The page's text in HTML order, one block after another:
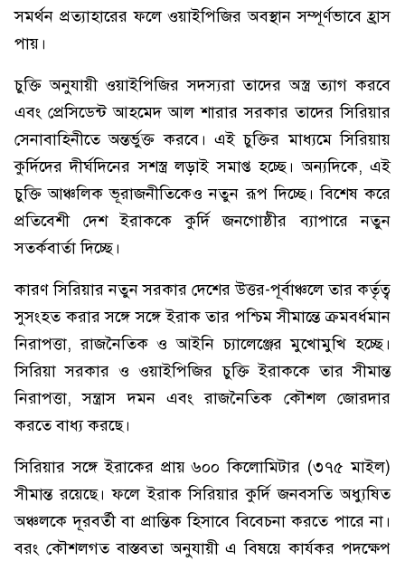
সমর্থন প্রত্যাহারের ফলে ওয়াইপিজির অবস্থান সম্পূর্ণভাবে হ্রাস
পায়।
চুক্তি অনুযায়ী ওয়াইপিজির সদস্যরা তাদের অস্ত্র ত্যাগ করবে
এবং প্রেসিডেন্ট আহমেদ আল শারার সরকার তাদের সিরিয়ার
সেনাবাহিনীতে অন্তর্ভুক্ত করবে। এই চুক্তির মাধ্যমে সিরিয়ায়
কুর্দিদের দীর্ঘদিনের সশস্ত্র লড়াই সমাপ্ত হচ্ছে। অন্যদিকে, এই
চুক্তি আঞ্চলিক ভূরাজনীতিকেও নতুন রূপ দিচ্ছে। বিশেষ করে
প্রতিবেশী দেশ ইরাককে কুর্দি জনগোষ্ঠীর ব্যাপারে নতুন
সতর্কবার্তা দিচ্ছে।
কারণ সিরিয়ার নতুন সরকার দেশের উত্তর-পূর্বাঞ্চলে তার কর্তৃত্ব
সুসংহত করার সঙ্গে সঙ্গে ইরাক তার পশ্চিম সীমান্তে ক্রমবর্ধমান
নিরাপত্তা, রাজনৈতিক ও আইনি চ্যালেঞ্জের মুখোমুখি হচ্ছে।
সিরিয়া সরকার ও ওয়াইপিজির চুক্তি ইরাককে তার সীমান্ত
নিরাপত্তা, সন্ত্রাস দমন এবং রাজনৈতিক কৌশল জোরদার
করতে বাধ্য করছে।
সিরিয়ার সঙ্গে ইরাকের প্রায় ৬০০ কিলোমিটার (৩৭৫ মাইল)
সীমান্ত রয়েছে। ফলে ইরাক সিরিয়ার কুর্দি জনবসতি অধ্যুষিত
অঞ্চলকে দূরবর্তী বা প্রান্তিক হিসাবে বিবেচনা করতে পারে না।
বরং কৌশলগত বাস্তবতা অনুযায়ী এ বিষয়ে কার্যকর পদক্ষেপ